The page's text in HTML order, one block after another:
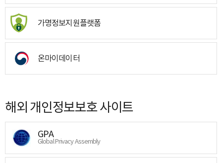
가명정보지원플랫폼
온마이데이터
해외 개인정보보호 사이트
GPA
Global Privacy Assembly